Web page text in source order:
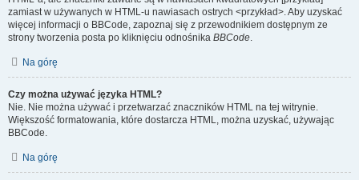
zamiast w używanych w HTML-u nawiasach ostrych <przykład>. Aby uzyskać
więcej informacji o BBCode, zapoznaj się z przewodnikiem dostępnym ze
strony tworzenia posta po kliknięciu odnośnika BBCode.
Na górę
Czy można używać języka HTML?
Nie. Nie można używać i przetwarzać znaczników HTML na tej witrynie.
Większość formatowania, które dostarcza HTML, można uzyskać, używając
BBCode.
Na górę